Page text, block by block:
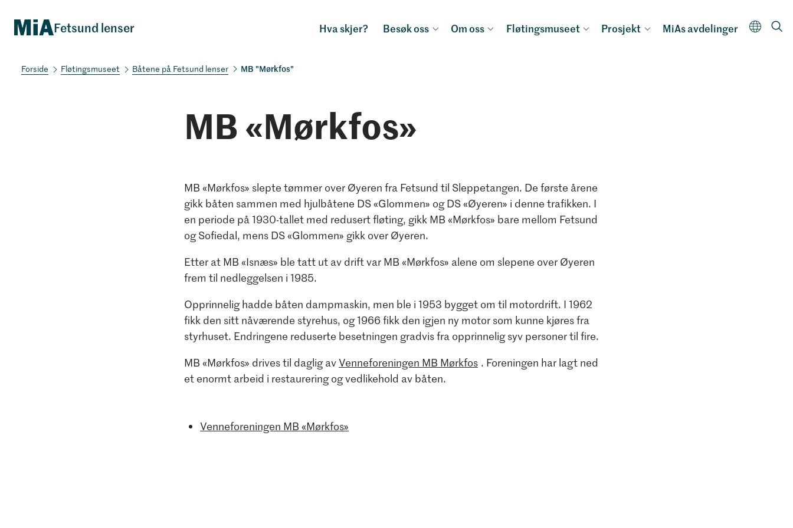
Fetsund lenser Hva skjer? Besøk oss Om oss Fløtingsmuseet Prosjekt MiAs avdelinger
Fløtingsmuseet Båtene på Fetsund lenser MB "Mørkfos"
MB «Mørkfos»
MB «Mørkfos» slepte tømmer over Øyeren fra Fetsund til Sleppetangen. De første årene
gikk båten sammen med hjulbåtene DS «Glommen» og DS «Øyeren» i denne trafikken. I
en periode på 1930-tallet med redusert fløting, gikk MB «Mørkfos» bare mellom Fetsund
og Sofiedal, mens DS «Glommen» gikk over Øyeren.
Etter at MB «Isnæs» ble tatt ut av drift var MB «Mørkfos» alene om slepene over Øyeren
frem til nedleggelsen i 1985.
Opprinnelig hadde båten dampmaskin, men ble i 1953 bygget om til motordrift. I 1962
fikk den sitt nåværende styrehus, og 1966 fikk den igjen ny motor som kunne kjøres fra
styrhuset. Endringene reduserte besetningen gradvis fra opprinnelig syv personer til fire.
MB «Mørkfos» drives til daglig avVenneforeningen MB Mørkfos . Foreningen har lagt ned
et enormt arbeid i restaurering og vedlikehold av båten.
Venneforeningen MB «Mørkfos»